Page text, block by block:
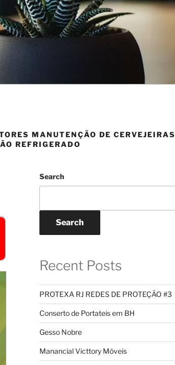
MANUTENÇÃO DE CERVEJEIRAS
REFRIGERADO
Search
Search
Recent Posts
PROTEXA RJ REDES DE PROTEÇÃO #3
Conserto de Portateis em BH
Gesso Nobre
Manancial Victtory Móveis